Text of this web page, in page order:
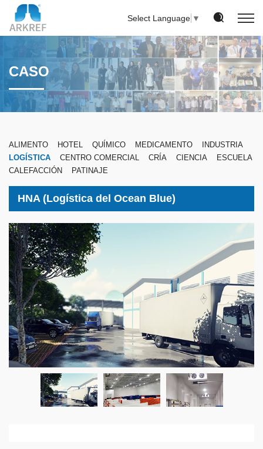
Select Language ▼
CASO
ALIMENTO HOTEL QUÍMICO MEDICAMENTO
INDUSTRIA
LOGÍSTICA
CENTRO COMERCIAL CRÍA CIENCIA
ESCUELA
CALEFACCIÓN
PATINAJE
HNA (Logística del Ocean Blue)